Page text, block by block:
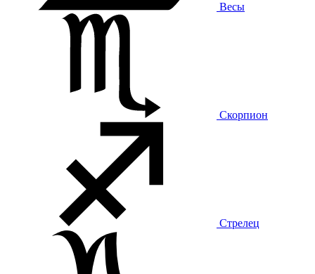
Весы
Скорпион
Стрелец